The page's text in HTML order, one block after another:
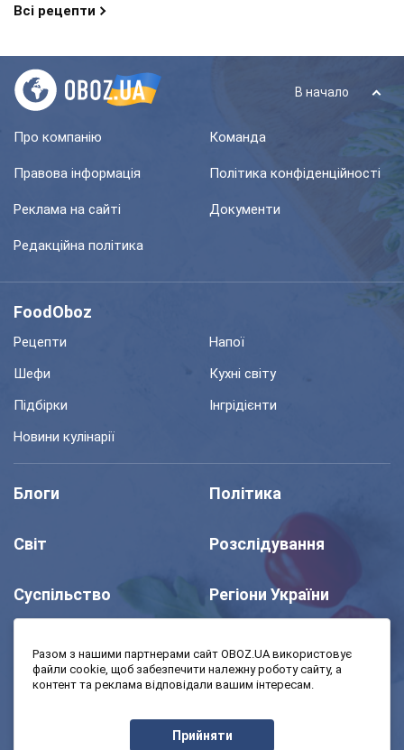
Всі рецепти
В начало
Про компанію Команда
Правова інформація Політика конфіденційності
Реклама на сайті Документи
Редакційна політика
FoodOboz
Рецепти
Напої
Шефи
Кухні світу
Підбірки
Інгрідієнти
Новини кулінарії
Блоги Політика
Світ Розслідування
Суспільство Регіони України
Шоу Спорт
Моя школа
Разом з нашими партнерами сайт OBOZ.UA використовує
файли cookie, щоб забезпечити належну роботу сайту, а
контент та реклама відповідали вашим інтересам.
Прийняти